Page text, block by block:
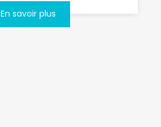
En savoir plus